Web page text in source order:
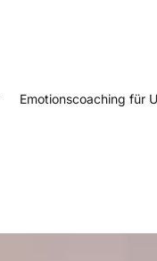
Emotionscoaching für